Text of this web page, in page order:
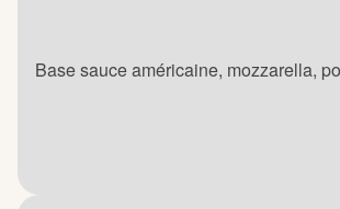
Base sauce américaine, mozzarella,